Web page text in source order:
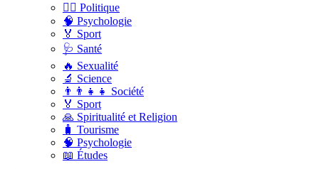
👨‍⚖️ Politique
🧠 Psychologie
🏅 Sport
🩺 Santé
🔥 Sexualité
🔬 Science
👨‍👨‍👧‍👧 Société
🏅 Sport
🙏 Spiritualité et Religion
🧳 Tourisme
🧠 Psychologie
📖 Études